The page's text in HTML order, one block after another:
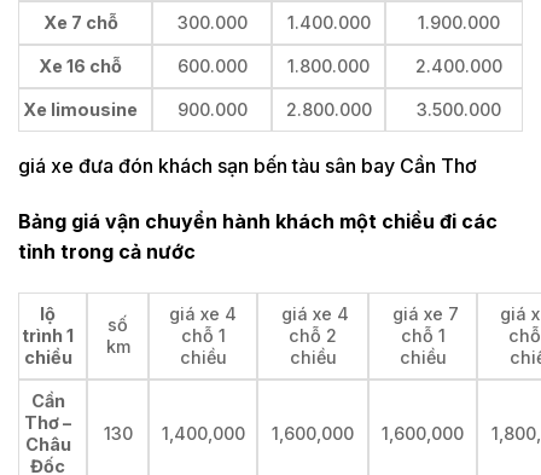
Xe 7 chỗ 300.000 1.400.000 1.900.000
Xe 16 chỗ 600.000 1.800.000 2.400.000
Xe limousine 900.000 2.800.000 3.500.000
giá xe đưa đón khách sạn bến tàu sân bay Cần Thơ
Bảng giá vận chuyển hành khách một chiều đi các
tỉnh trong cả nước
lộ
trình 1
chiều
số
km
giá xe 4
chỗ 1
chiều
giá xe 4
chỗ 2
chiều
giá xe 7
chỗ 1
chiều
giá
Cần
Thơ –
Châu
Đốc
130 1,400,000 1,600,000 1,600,000